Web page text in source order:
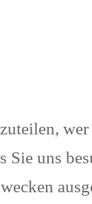
wer
Sie uns